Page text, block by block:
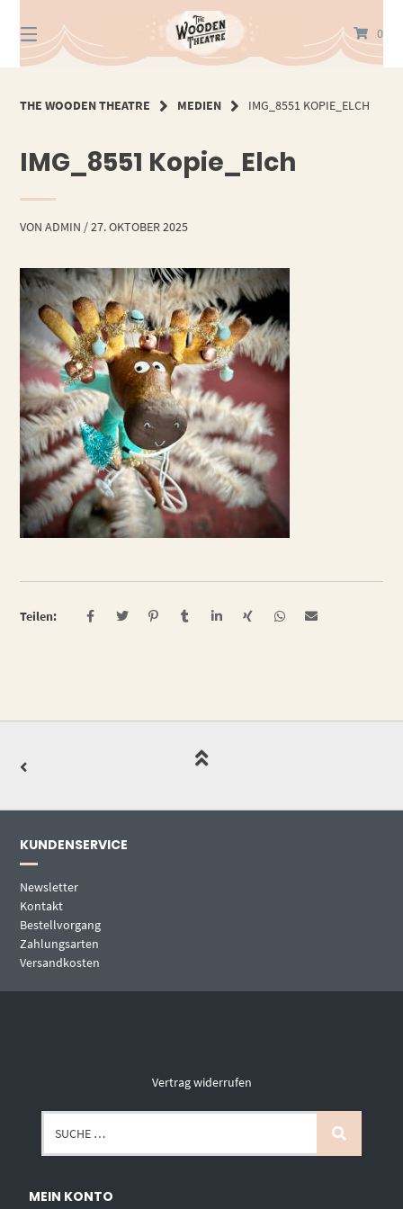
zum
Inhalt
0
THE WOODEN THEATRE MEDIEN IMG_8551 KOPIE_ELCH
IMG_8551 Kopie_Elch
VONADMIN /27. OKTOBER 2025
Teilen:
KUNDENSERVICE
Newsletter
Kontakt
Bestellvorgang
Zahlungsarten
Versandkosten
Vertrag widerrufen
MEIN KONTO